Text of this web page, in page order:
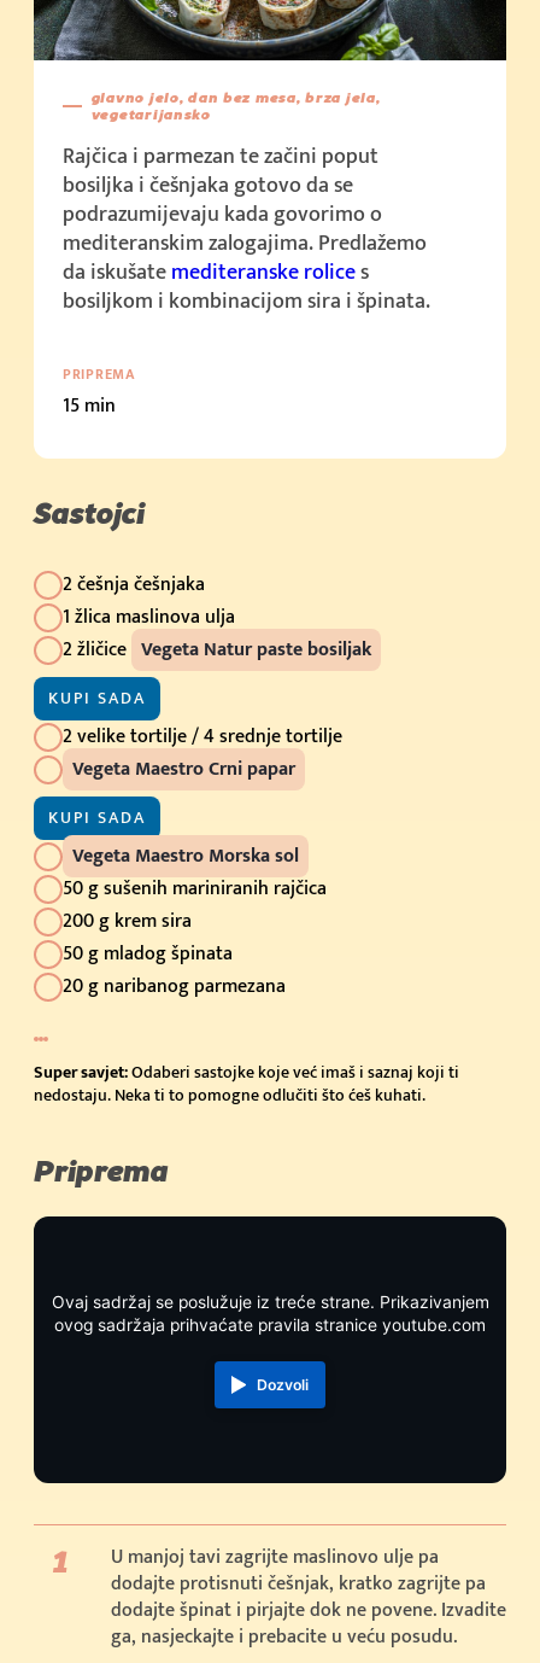
glavno jelo, dan bez mesa, brza jela,
vegetarijansko
Rajčica i parmezan te začini poput
bosiljka i češnjaka gotovo da se
podrazumijevaju kada govorimo o
mediteranskim zalogajima. Predlažemo
da iskušatemediteranske rolices
bosiljkom i kombinacijom sira i špinata.
PRIPREMA
15 min
Sastojci
2 češnja češnjaka
1 žlica maslinova ulja
2 žličice Vegeta Natur paste bosiljak
KUPI SADA
2 velike tortilje / 4 srednje tortilje
Vegeta Maestro Crni papar
KUPI SADA
Cijena u trgovini: 2,15 €/kom (100g)
Kupi sada
Cijena u trgovini: 1,5 €/kom (50g)
Cijena u trgovini: 3,59 € (100g)
Vegeta Maestro Morska sol
50 g sušenih mariniranih rajčica
200 g krem sira
50 g mladog špinata
20 g naribanog parmezana
Super savjet:Odaberi sastojke koje već imaš i saznaj koji ti
nedostaju. Neka ti to pomogne odlučiti što ćeš kuhati.
Priprema
Ovaj sadržaj se poslužuje iz treće strane. Prikazivanjem
ovog sadržaja prihvaćate pravila stranice youtube.com
Dozvoli
U manjoj tavi zagrijte maslinovo ulje pa
dodajte protisnuti češnjak, kratko zagrijte pa
dodajte špinat i pirjajte dok ne povene. Izvadite
ga, nasjeckajte i prebacite u veću posudu.